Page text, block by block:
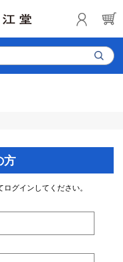
方
グインしてください。